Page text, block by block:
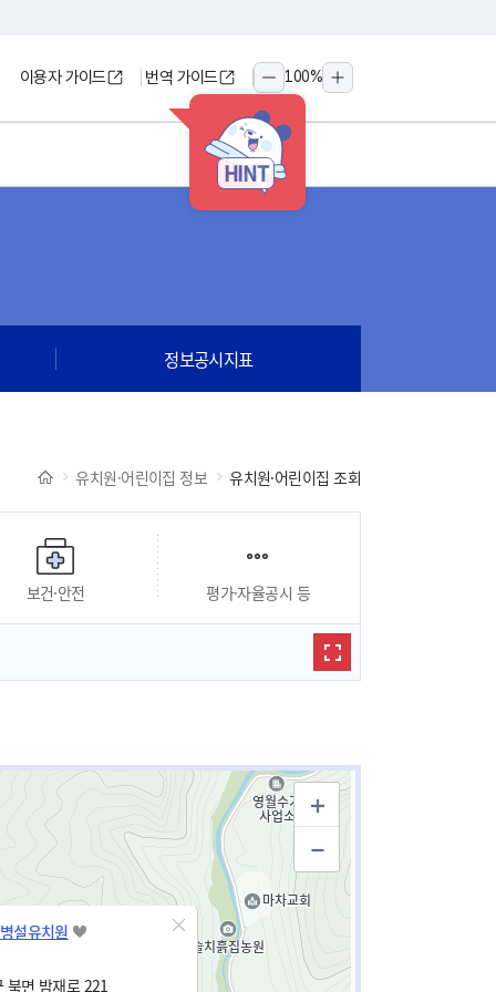
HINT
이용자 가이드 번역 가이드
축소
100%
확대
정보공시지표
유치원·어린이집 정보 유치원·어린이집 조회
보건·안전 평가·자율공시 등
설유치원
북면 밤재로 221